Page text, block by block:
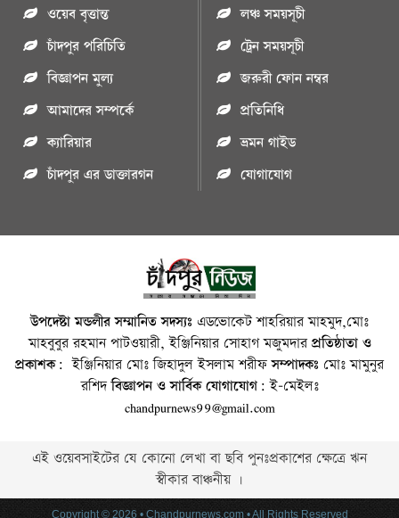
ওয়েব বৃত্তান্ত
চাঁদপুর পরিচিতি
বিজ্ঞাপন মুল্য
আমাদের সম্পর্কে
ক্যারিয়ার
চাঁদপুর এর ডাক্তারগন
লঞ্চ সময়সূচী
ট্রেন সময়সূচী
জরুরী ফোন নম্বর
প্রতিনিধি
ভ্রমন গাইড
যোগাযোগ
উপদেষ্টা মন্ডলীর সম্মানিত সদস্যঃ এডভোকেট শাহরিয়ার মাহমুদ,মোঃ
মাহবুবুর রহমান পাটওয়ারী, ইঞ্জিনিয়ার সোহাগ মজুমদারপ্রতিষ্ঠাতা ও
প্রকাশক: ইঞ্জিনিয়ার মোঃ জিহাদুল ইসলাম শরীফসম্পাদকঃ মোঃ মামুনুর
রশিদবিজ্ঞাপন ও সার্বিক যোগাযোগ: ই-মেইলঃ
chandpurnews99@gmail.com
এই ওয়েবসাইটের যে কোনো লেখা বা ছবি পুনঃপ্রকাশের ক্ষেত্রে ঋন
স্বীকার বাঞ্চনীয় ।
Copyright © 2026 • Chandpurnews.com • All Rights Reserved